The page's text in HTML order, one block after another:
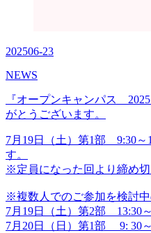
202506-23
NEWS
『オープンキャンパス
がとうございます。
7月19日（土）第1部 9:30～
す。
※定員になった回より締め
※複数人でのご参加を検討中
7月19日（土）第2部 13:30
7月20日（日）第1部 9: 30